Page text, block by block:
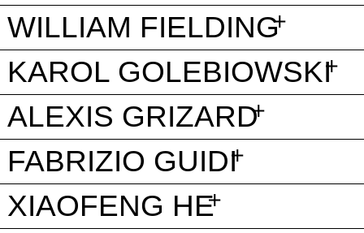
WILLIAM FIELDING
KAROL GOLEBIOWSKI
ALEXIS GRIZARD
FABRIZIO GUIDI
XIAOFENG HE